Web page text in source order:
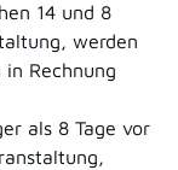
14 und 8
werden
in Rechnung
als 8 Tage vor